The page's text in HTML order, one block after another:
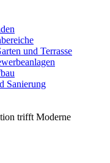
und Terrasse
Sanierung
trifft Moderne